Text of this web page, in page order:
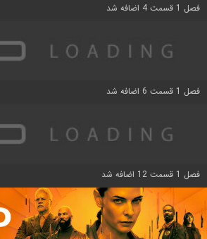
فصل 1 قسمت 4 اضافه شد
فصل 1 قسمت 6 اضافه شد
فصل 1 قسمت 12 اضافه شد